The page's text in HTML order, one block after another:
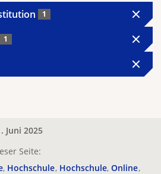
1
1
Juni 2025
Seite:
Hochschule Hochschule Online